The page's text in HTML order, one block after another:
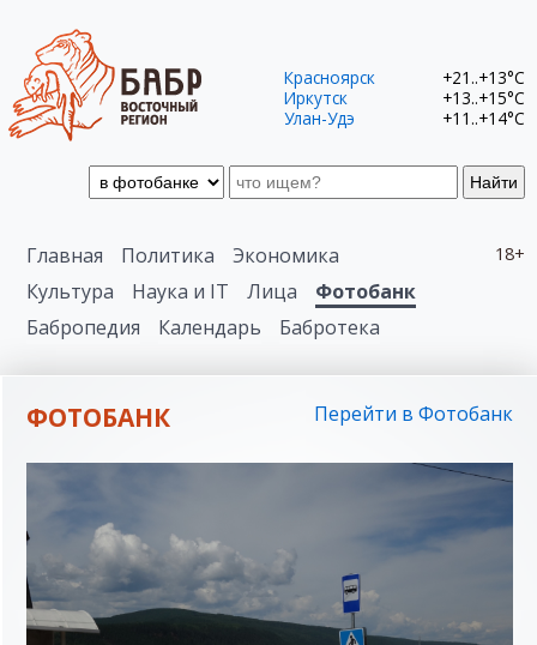
Найти
Красноярск
+21..+13°C
Иркутск
+13..+15°C
Улан-Удэ
+11..+14°C
18+
Главная Политика
Экономика
Культура
Наука и IT Лица
Фотобанк
Бабропедия
Календарь Бабротека
ФОТОБАНК Перейти в Фотобанк